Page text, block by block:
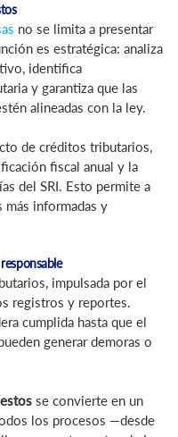
no se limita a presentar
es estratégica: analiza
identifica
y garantiza que las
alineadas con la ley.
de créditos tributarios,
fiscal anual y la
del SRI. Esto permite a
más informadas y
impulsada por el
registros y reportes.
cumplida hasta que el
generar demoras o
se convierte en un
los procesos —desde